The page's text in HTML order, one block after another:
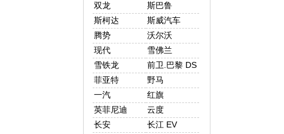
双龙
斯巴鲁
斯柯达
斯威汽车
腾势
沃尔沃
现代
雪佛兰
雪铁龙
前卫.巴黎 DS
菲亚特
野马
一汽
红旗
英菲尼迪
云度
长安
长江 EV